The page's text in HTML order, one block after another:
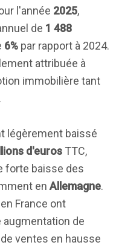
l'année 2025,
de 1 488
6% par rapport à 2024.
attribuée à
immobilière tant
.
légèrement baissé
d'euros TTC,
forte baisse des
en Allemagne.
France ont
de
ventes en hausse